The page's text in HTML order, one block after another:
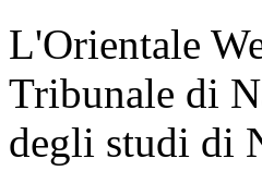
L'Orientale
Tribunale di
degli studi di